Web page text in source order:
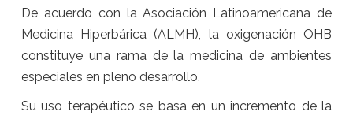
De acuerdo con la Asociación Latinoamericana de
Medicina Hiperbárica (ALMH), la oxigenación OHB
constituye una rama de la medicina de ambientes
especiales en pleno desarrollo.
Su uso terapéutico se basa en un incremento de la